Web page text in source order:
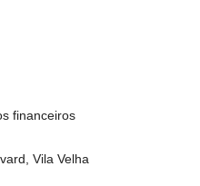
financeiros
Vila Velha